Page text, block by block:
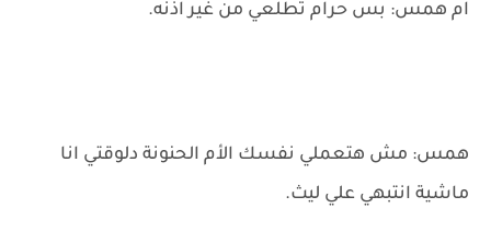
ام همس: بس حرام تطلعي من غير اذنه.
همس: مش هتعملي نفسك الأم الحنونة دلوقتي انا
ماشية انتبهي علي ليث.